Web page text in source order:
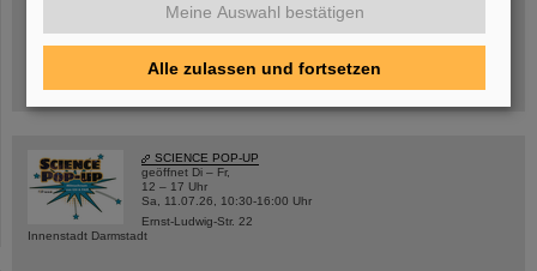
Mittwoch, 19.08.2026, 14 Uhr
Warum existiert nicht einfach nichts?
Hannah Elfner,
GSI/FAIR/Goethe-Universität
Anmeldung und weitere Informationen
SCIENCE POP-UP
geöffnet Di – Fr,
12 – 17 Uhr
Sa, 11.07.26, 10:30-16:00 Uhr
Ernst-Ludwig-Str. 22
Innenstadt Darmstadt
Meine Auswahl bestätigen
Alle zulassen und fortsetzen